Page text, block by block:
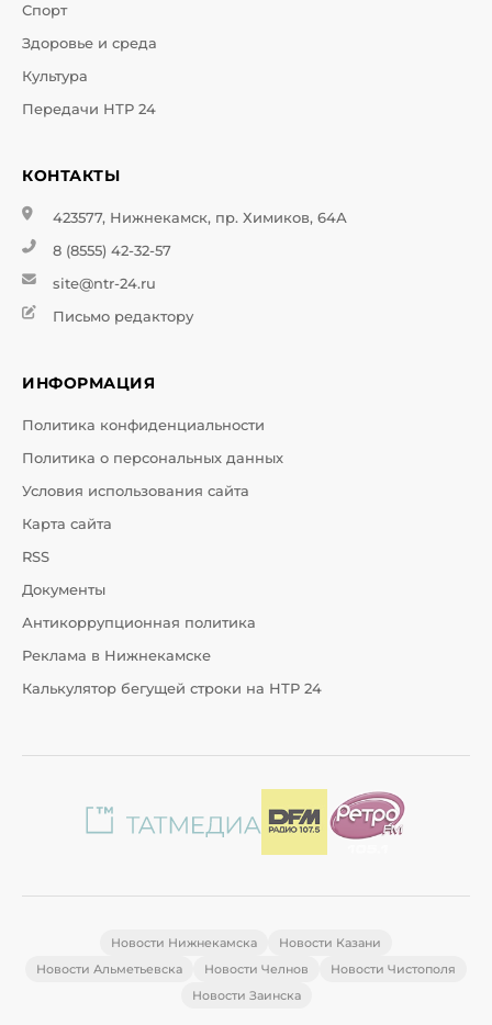
Спорт
Здоровье и среда
Культура
Передачи НТР 24
КОНТАКТЫ
423577, Нижнекамск, пр. Химиков, 64А
8 (8555) 42-32-57
site@ntr-24.ru
Письмо редактору
ИНФОРМАЦИЯ
Политика конфиденциальности
Политика о персональных данных
Условия использования сайта
Карта сайта
RSS
Документы
Антикоррупционная политика
Реклама в Нижнекамске
Калькулятор бегущей строки на НТР 24
Новости Нижнекамска
Новости Казани
Новости Альметьевска
Новости Челнов
Новости Чистополя
Новости Заинска